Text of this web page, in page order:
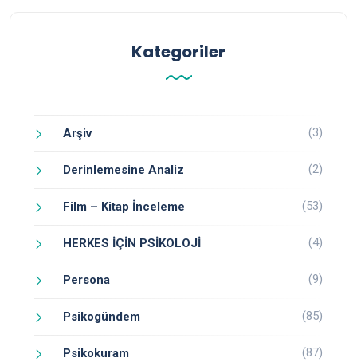
Kategoriler
Arşiv (3)
Derinlemesine Analiz (2)
Film – Kitap İnceleme (53)
HERKES İÇİN PSİKOLOJİ (4)
Persona (9)
Psikogündem (85)
Psikokuram (87)